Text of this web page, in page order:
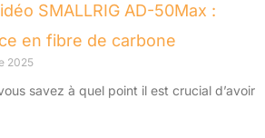
SMALLRIG AD-50Max :
en fibre de carbone
2025
savez à quel point il est crucial d’avoir